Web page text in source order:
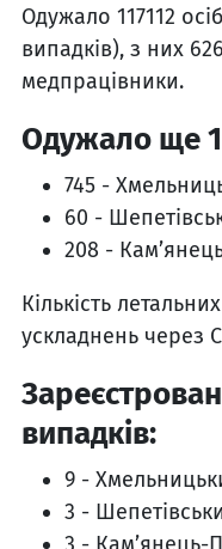
Одужало 117112
випадків), з них
медпрацівники.
Одужало ще
745 -
60 -
208 -
Кількість
ускладнень через
випадків:
9 -
3 -